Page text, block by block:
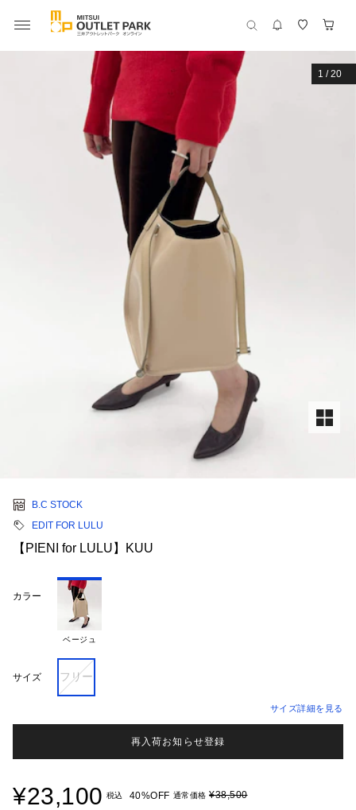
1 /20
B.C STOCK
EDIT FOR LULU
【PIENI for LULU】KUU
カラー
ベージュ
サイズ フリー
サイズ詳細を見る
再入荷お知らせ登録
¥23,100 税込 40%OFF 通常価格 ¥38,500